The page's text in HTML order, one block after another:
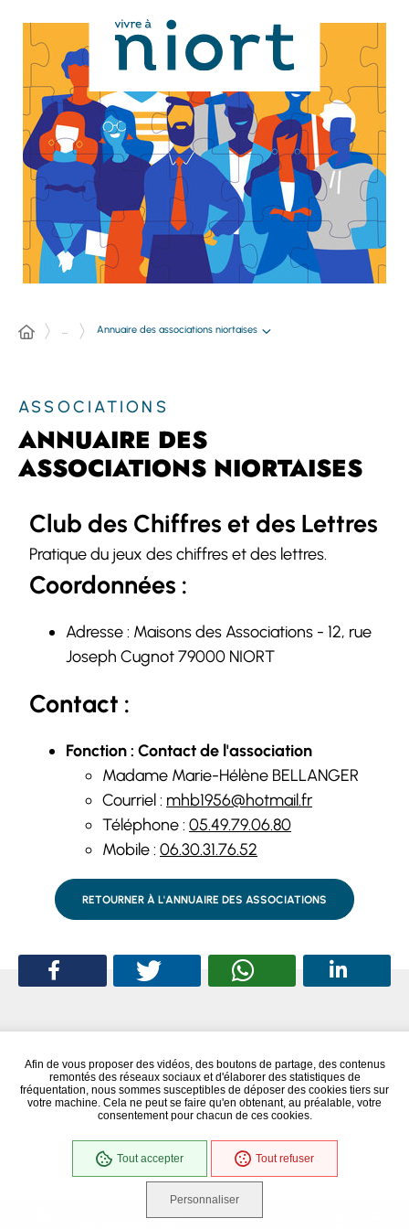
Afin de vous proposer des vidéos, des boutons de partage, des contenus
remontés des réseaux sociaux et d'élaborer des statistiques de
fréquentation, nous sommes susceptibles de déposer des cookies tiers sur
votre machine. Cela ne peut se faire qu'en obtenant, au préalable, votre
consentement pour chacun de ces cookies.
Tout accepter Tout refuser
Personnaliser
... Annuaire des associations niortaises
ASSOCIATIONS
ANNUAIRE DES
ASSOCIATIONS NIORTAISES
Club des Chiffres et des Lettres
Pratique du jeux des chiffres et des lettres.
Coordonnées :
Adresse : Maisons des Associations - 12, rue
Joseph Cugnot 79000 NIORT
Contact :
Fonction : Contact de l'association
Madame Marie-Hélène BELLANGER
Courriel : mhb1956@hotmail.fr
Téléphone : 05.49.79.06.80
Mobile : 06.30.31.76.52
RETOURNER À L'ANNUAIRE DES ASSOCIATIONS
Conformité RGAA
Partiellement conforme